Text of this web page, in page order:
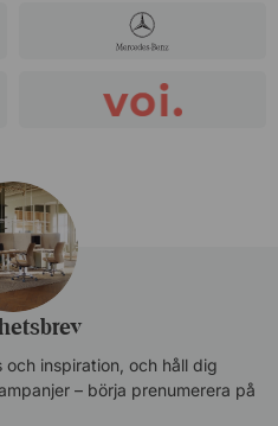
inspiration, och håll dig
– börja prenumerera på